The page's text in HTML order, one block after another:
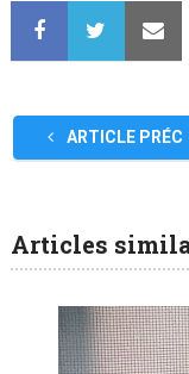
ARTICLE PRÉC
Articles